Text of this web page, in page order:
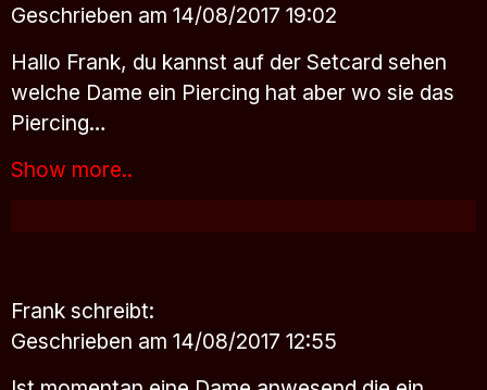
Geschrieben am 14/08/2017 19:02
Hallo Frank, du kannst auf der Setcard sehen
welche Dame ein Piercing hat aber wo sie das
Piercing…
Show more..
Frank schreibt:
Geschrieben am 14/08/2017 12:55